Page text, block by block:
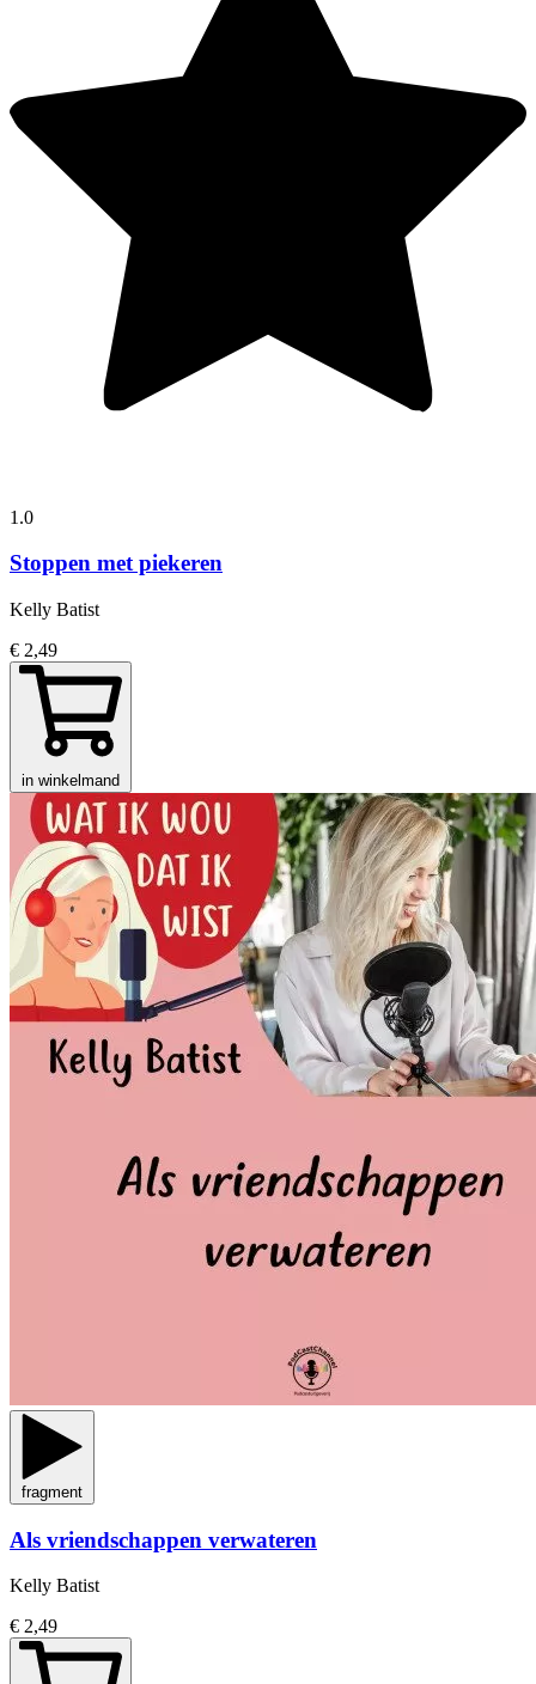
1.0
Stoppen met piekeren
Kelly Batist
€ 2,49
in winkelmand
fragment
Als vriendschappen verwateren
Kelly Batist
€ 2,49